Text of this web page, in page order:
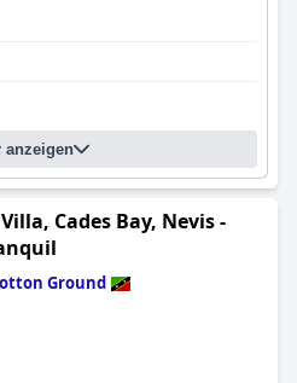
anzeigen
Cades Bay, Nevis -
Ground